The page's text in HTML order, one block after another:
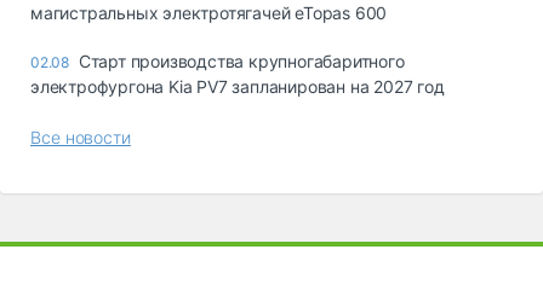
магистральных электротягачей eTopas 600
02.08 Старт производства крупногабаритного
электрофургона Kia PV7 запланирован на 2027 год
Все новости